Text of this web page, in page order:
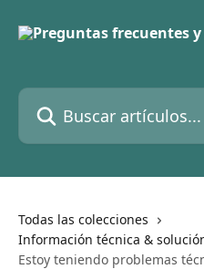
Buscar artículos...
Todas las colecciones
Información técnica &
Estoy teniendo problemas